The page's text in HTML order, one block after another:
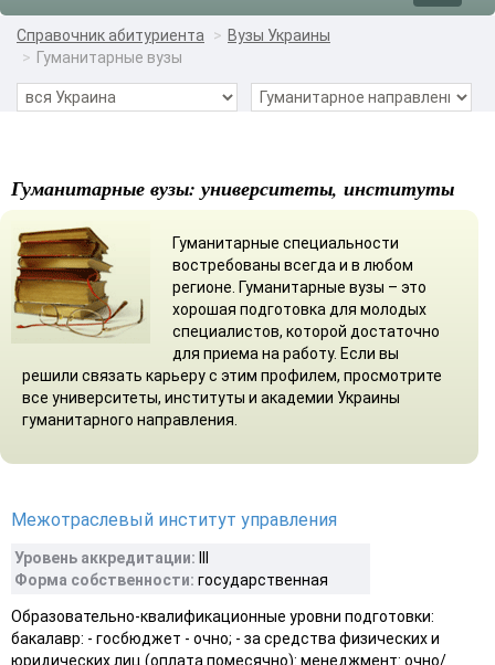
Справочник абитуриента
Вузы Украины
Гуманитарные вузы
Гуманитарные вузы: университеты, институты
Гуманитарные специальности
востребованы всегда и в любом
регионе. Гуманитарные вузы – это
хорошая подготовка для молодых
специалистов, которой достаточно
для приема на работу. Если вы
решили связать карьеру с этим профилем, просмотрите
все университеты, институты и академии Украины
гуманитарного направления.
Межотраслевый институт управления
Уровень аккредитации:
Форма собственности: государственная
Образовательно-квалификационные уровни подготовки:
бакалавр: - госбюджет - очно; - за средства физических и
юридических лиц (оплата помесячно): менеджмент: очно/